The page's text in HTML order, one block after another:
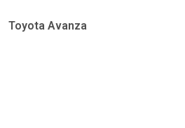
Toyota Avanza